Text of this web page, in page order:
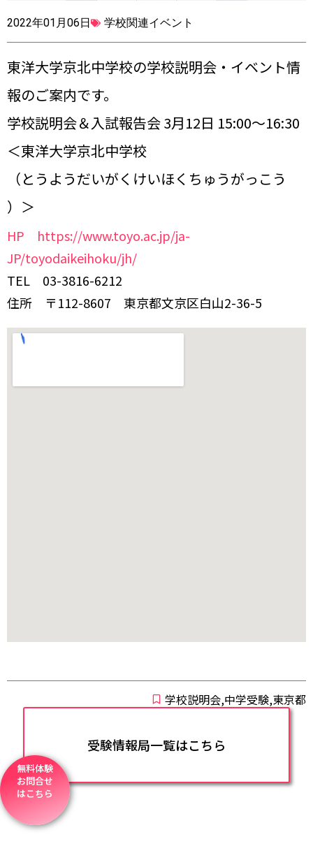
2022年01月06日 学校関連イベント
東洋大学京北中学校の学校説明会・イベント情
報のご案内です。
学校説明会＆入試報告会 3月12日 15:00～16:30
＜東洋大学京北中学校
（とうようだいがくけいほくちゅうがっこう
）＞
HP https://www.toyo.ac.jp/ja-
JP/toyodaikeihoku/jh/
TEL 03-3816-6212
住所 〒112-8607 東京都文京区白山2-36-5
学校説明会,中学受験,東京都
受験情報局一覧はこちら
無料体験
お問合せ
はこちら